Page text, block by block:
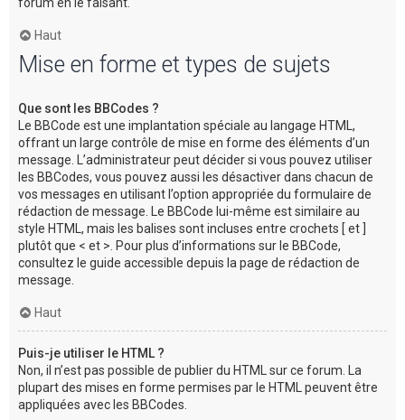
Haut
Mise en forme et types de sujets
Que sont les BBCodes ?
Le BBCode est une implantation spéciale au langage HTML,
offrant un large contrôle de mise en forme des éléments d’un
message. L’administrateur peut décider si vous pouvez utiliser
les BBCodes, vous pouvez aussi les désactiver dans chacun de
vos messages en utilisant l’option appropriée du formulaire de
rédaction de message. Le BBCode lui-même est similaire au
style HTML, mais les balises sont incluses entre crochets [ et ]
plutôt que < et >. Pour plus d’informations sur le BBCode,
consultez le guide accessible depuis la page de rédaction de
message.
Haut
Puis-je utiliser le HTML ?
Non, il n’est pas possible de publier du HTML sur ce forum. La
plupart des mises en forme permises par le HTML peuvent être
appliquées avec les BBCodes.